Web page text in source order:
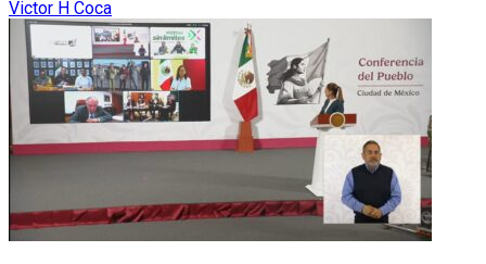
Victor H Coca